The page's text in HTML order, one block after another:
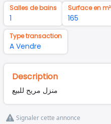
Salles de bains
1
Surface en m²
165
Type transaction
A Vendre
Description
منزل مريح للبيع
Signaler cette annonce